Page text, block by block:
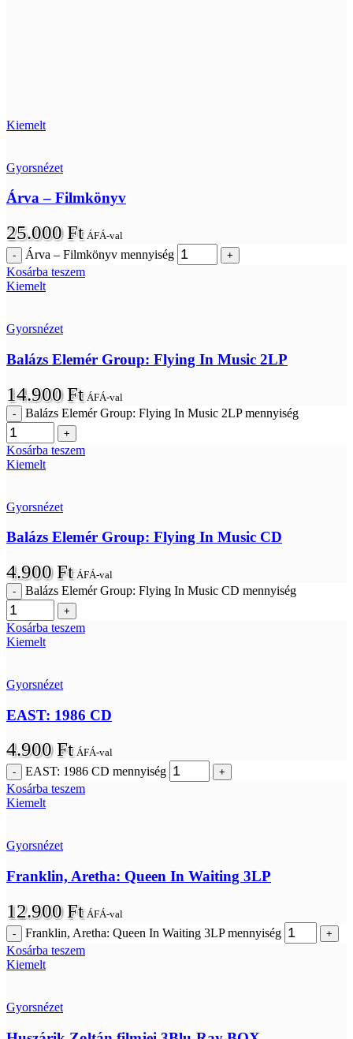
Kiemelt
Gyorsnézet
Árva – Filmkönyv
25.000Ft ÁFÁ-val
Árva – Filmkönyv mennyiség
Kosárba teszem
Kiemelt
Gyorsnézet
Balázs Elemér Group: Flying In Music 2LP
14.900Ft ÁFÁ-val
Balázs Elemér Group: Flying In Music 2LP mennyiség
Kosárba teszem
Kiemelt
Gyorsnézet
Balázs Elemér Group: Flying In Music CD
4.900Ft ÁFÁ-val
Balázs Elemér Group: Flying In Music CD mennyiség
Kosárba teszem
Kiemelt
Gyorsnézet
EAST: 1986 CD
4.900Ft ÁFÁ-val
EAST: 1986 CD mennyiség
Kosárba teszem
Kiemelt
Gyorsnézet
Franklin, Aretha: Queen In Waiting 3LP
12.900Ft ÁFÁ-val
Franklin, Aretha: Queen In Waiting 3LP mennyiség
Kosárba teszem
Kiemelt
Gyorsnézet